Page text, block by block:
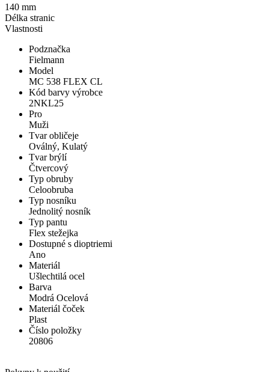
Vlastnosti
Podznačka
Fielmann
Model
MC 538 FLEX CL
Kód barvy výrobce
2NKL25
Pro
Muži
Tvar obličeje
Oválný, Kulatý
Tvar brýlí
Čtvercový
Typ obruby
Celoobruba
Typ nosníku
Jednolitý nosník
Typ pantu
Flex stežejka
Dostupné s dioptriemi
Ano
Materiál
Ušlechtilá ocel
Barva
Modrá Ocelová
Materiál čoček
Plast
Číslo položky
20806
140 mm
Délka stranic